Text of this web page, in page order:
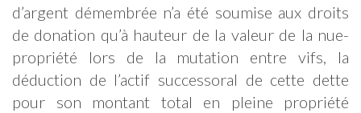
d’argent démembrée n’a été soumise aux droits
de donation qu’à hauteur de la valeur de la nue-
propriété lors de la mutation entre vifs, la
déduction de l’actif successoral de cette dette
pour son montant total en pleine propriété